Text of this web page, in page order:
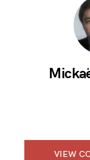
VIEW